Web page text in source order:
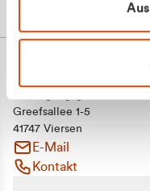
Greefsallee 1-5
41747 Viersen
E-Mail
Kontakt